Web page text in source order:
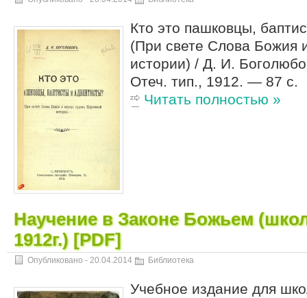
Кто это пашковцы,
(При свете Слова Божия
истории) / Д. И.
Отеч. тип., 1912. — 87 с.
Читать полностью »
Научение в Законе Божьем
1912г.) [PDF]
Опубликовано - 20.04.2014 Библиотека
Учебное издание для